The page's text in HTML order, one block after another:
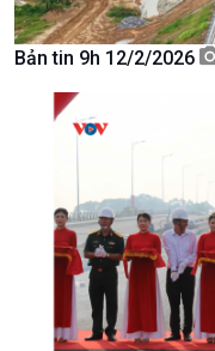
Chuyển đổi Xanh
Tài nguyên và Môi
Chuyên gia của bạn
Xã hội chuyển động
Bước chân đến trường
Bản tin 9h 12/2/2026